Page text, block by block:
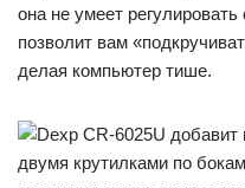
она не умеет
позволит вам
делая компьютер тише.